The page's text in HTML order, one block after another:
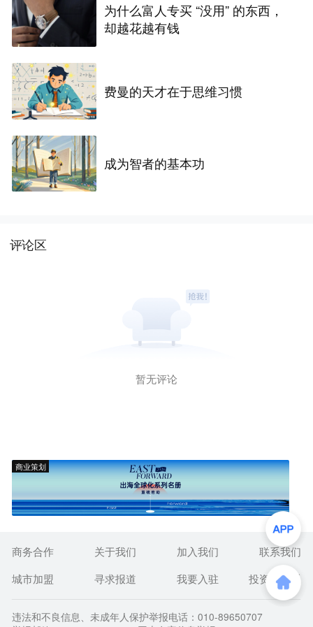
为什么富人专买 “没用” 的东西，
却越花越有钱
费曼的天才在于思维习惯
成为智者的基本功
评论区
暂无评论
商业策划
商务合作 关于我们 加入我们
联系我们
城市加盟
寻求报道 我要入驻 投资者关系
违法和不良信息、未成年人保护举报电话：010-89650707